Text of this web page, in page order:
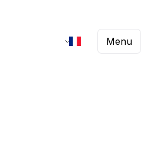
Menu